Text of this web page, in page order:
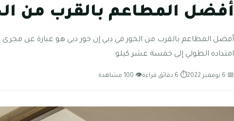
أفضل المطاعم بالقرب من
أفضل المطاعم بالقرب من الخور في دبي إن خور دبي هو عبارة عن
امتداده الطولي إلى خمسة عشر كيلو
📅 6 نوفمبر 2022 ⏱ 6 دقائق قراءة 👁 100 مشاهدة